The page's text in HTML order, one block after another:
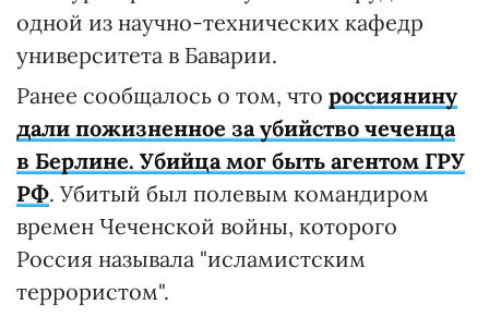
одной из научно-технических кафедр
университета в Баварии.
Ранее сообщалось о том, что россиянину
дали пожизненное за убийство чеченца
в Берлине. Убийца мог быть агентом ГРУ
РФ. Убитый был полевым командиром
времен Чеченской войны, которого
Россия называла "исламистским
террористом".